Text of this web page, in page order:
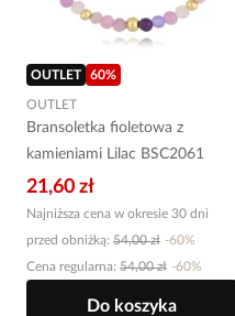
OUTLET 60%
OUTLET
Bransoletka fioletowa z
kamieniami Lilac BSC2061
21,60 zł
Najniższa cena w okresie 30 dni
przed obniżką: 54,00 zł -60%
Cena regularna: 54,00 zł -60%
Do koszyka